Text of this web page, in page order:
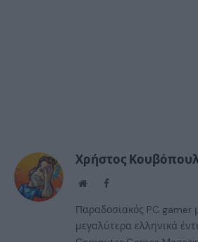
Χρήστος
WebsiteFacebook
Παραδοσιακός PC gamer
μεγαλύτερα ελληνικά